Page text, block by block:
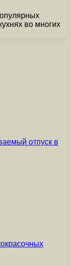
во многих
отпуск в